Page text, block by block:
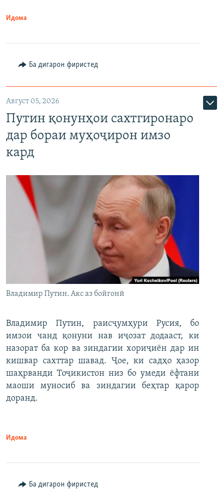
Идома
Ба дигарон фиристед
Август 05, 2026
Путин қонунҳои сахтгиронаро
дар бораи муҳоҷирон имзо
кард
Владимир Путин. Акс аз бойгонӣ
Владимир Путин, раисҷумҳури Русия, бо
имзои чанд қонуни нав иҷозат додааст, ки
назорат ба кор ва зиндагии хориҷиён дар ин
кишвар сахттар шавад. Ҷое, ки садҳо ҳазор
шаҳрванди Тоҷикистон низ бо умеди ёфтани
маоши муносиб ва зиндагии беҳтар қарор
доранд.
Идома
Ба дигарон фиристед